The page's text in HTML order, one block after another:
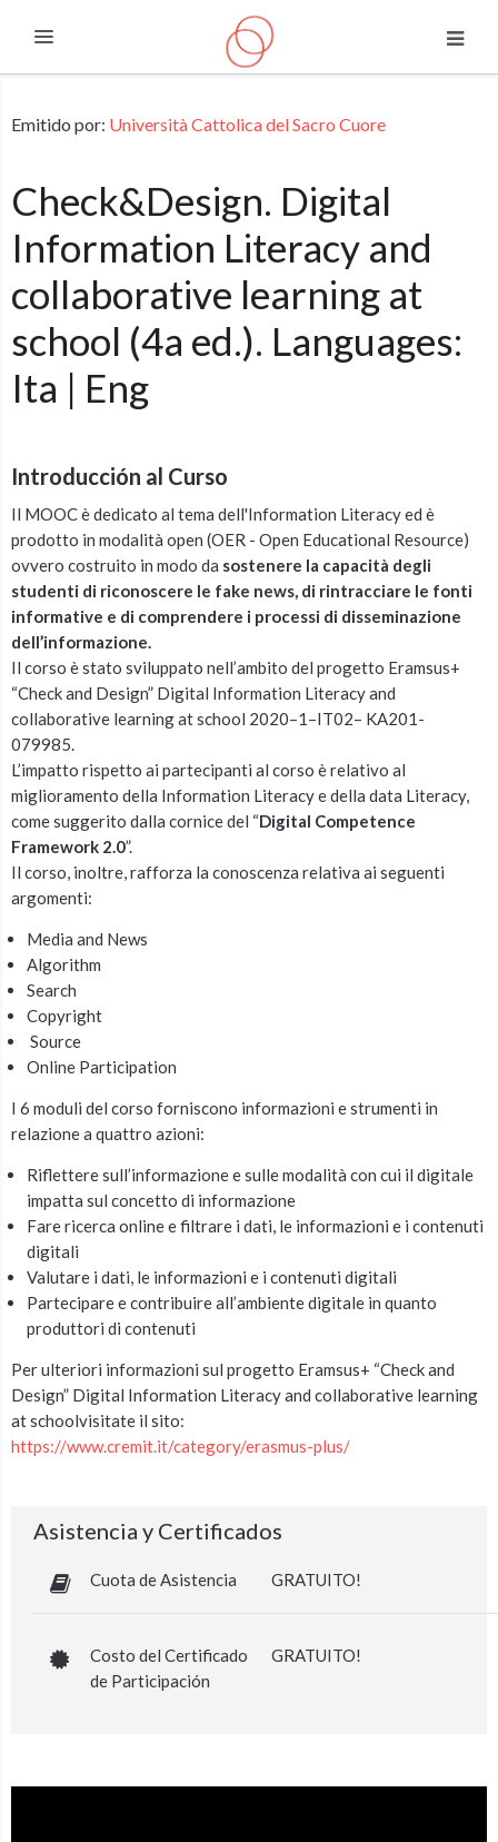
Expandir
Emitido por: Università Cattolica del Sacro Cuore
Check&Design. Digital
Information Literacy and
collaborative learning at
school (4a ed.). Languages:
Ita | Eng
Introducción al Curso
Il MOOC è dedicato al tema dell'Information Literacy ed è
prodotto in modalità open (OER - Open Educational Resource)
ovvero costruito in modo da sostenere la capacità degli
studenti di riconoscere le fake news, di rintracciare le fonti
informative e di comprendere i processi di disseminazione
dell’informazione.
Il corso è stato sviluppato nell’ambito del progetto Eramsus+
“Check and Design” Digital Information Literacy and
collaborative learning at school 2020–1–IT02– KA201-
079985.
L’impatto rispetto ai partecipanti al corso è relativo al
miglioramento della Information Literacy e della data Literacy,
come suggerito dalla cornice del “Digital Competence
Framework 2.0”.
Il corso, inoltre, rafforza la conoscenza relativa ai seguenti
argomenti:
Media and News
Algorithm
Search
Copyright
Source
Online Participation
I 6 moduli del corso forniscono informazioni e strumenti in
relazione a quattro azioni:
Riflettere sull’informazione e sulle modalità con cui il digitale
impatta sul concetto di informazione
Fare ricerca online e filtrare i dati, le informazioni e i contenuti
digitali
Valutare i dati, le informazioni e i contenuti digitali
Partecipare e contribuire all’ambiente digitale in quanto
produttori di contenuti
Per ulteriori informazioni sul progetto Eramsus+ “Check and
Design” Digital Information Literacy and collaborative learning
at schoolvisitate il sito:
https://www.cremit.it/category/erasmus-plus/
Asistencia y Certificados
Cuota de Asistencia GRATUITO!
Costo del Certificado
de Participación
GRATUITO!